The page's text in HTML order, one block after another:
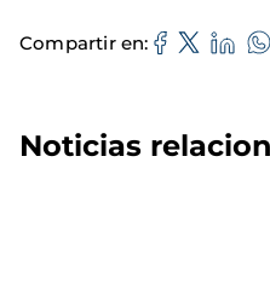
Compartir en
Noticias